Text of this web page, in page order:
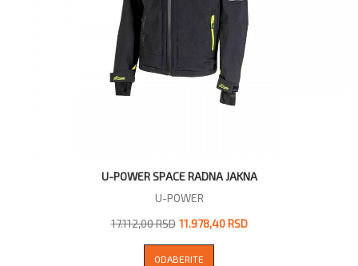
U-POWER SPACE RADNA JAKNA
U-POWER
17.112,00 RSD 11.978,40 RSD
ODABERITE